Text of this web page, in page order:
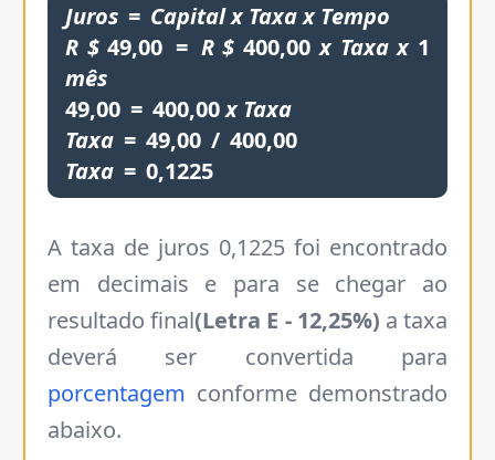
Juros = Capitalx Taxax Tempo
R $ 49,00 = R $ 400,00 x Taxa x 1
mês
49,00 = 400,00x Taxa
Taxa = 49,00 / 400,00
Taxa = 0,1225
A taxa de juros 0,1225 foi encontrado
em decimais e para se chegar ao
resultado final(Letra E - 12,25%) a taxa
deverá ser convertida para
porcentagem conforme demonstrado
abaixo.